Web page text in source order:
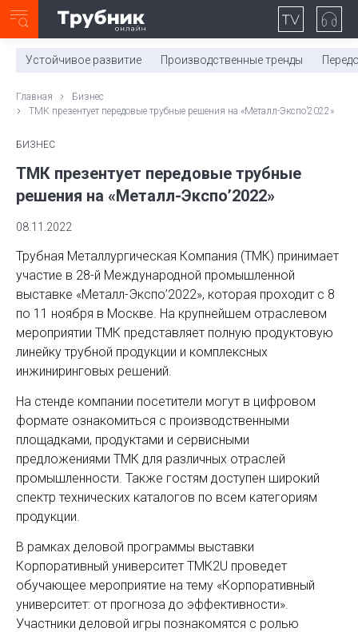
0:00/ 11:03
Устойчивое развитие Производственные тренды
Главная
Бизнес
ТМК презентует передовые трубные решения на «Металл-Экспо’2022»
БИЗНЕС
ТМК презентует передовые трубные
решения на «Металл-Экспо’2022»
08.11.2022
Трубная Металлургическая Компания (ТМК) принимает
участие в 28-й Международной промышленной
выставке «Металл-Экспо’2022», которая проходит с 8
по 11 ноября в Москве. На крупнейшем отраслевом
мероприятии ТМК представляет полную продуктовую
линейку трубной продукции и комплексных
инжиниринговых решений.
На стенде компании посетители могут в цифровом
формате ознакомиться с производственными
площадками, продуктами и сервисными
предложениями ТМК для различных отраслей
промышленности. Также гостям доступен широкий
спектр технических каталогов по всем категориям
продукции.
В рамках деловой программы выставки
Корпоративный университет ТМК2U проведет
обучающее мероприятие на тему «Корпоративный
университет: от прогноза до эффективности».
Участники деловой игры познакомятся с ролью